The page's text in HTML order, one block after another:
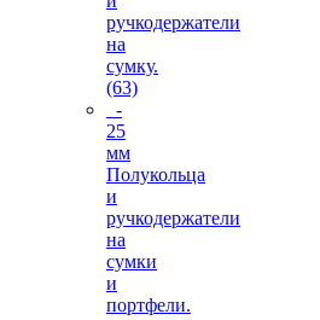
ручкодержатели
на
сумку.
(63)
-
25
мм
Полукольца
и
ручкодержатели
на
сумки
и
портфели.